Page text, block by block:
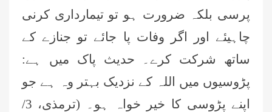
پرسی بلکہ ضرورت ہو تو تیمارداری کرنی
چاہیئے اور اگر وفات پا جائے تو جنازے کے
ساتھ شرکت کرے۔ حدیث پاک میں ہے:
پڑوسیوں میں اللہ کے نزدیک بہتر وہ ہے جو
اپنے پڑوسی کا خیر خواہ ہو۔ (ترمذی، 3/